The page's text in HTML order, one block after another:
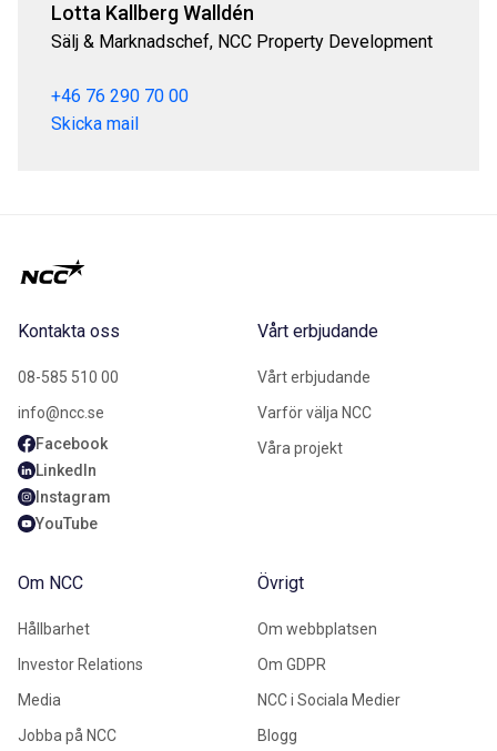
Lotta Kallberg Walldén
Sälj & Marknadschef, NCC Property Development
+46 76 290 70 00
Skicka mail
Kontakta oss
08-585 510 00
info@ncc.se
Facebook
LinkedIn
Instagram
YouTube
Vårt erbjudande
Vårt erbjudande
Varför välja NCC
Våra projekt
Om NCC
Hållbarhet
Investor Relations
Media
Jobba på NCC
Övrigt
Om webbplatsen
Om GDPR
NCC i Sociala Medier
Blogg